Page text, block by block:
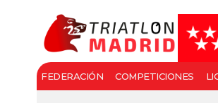
FEDERACIÓN COMPETICIONES